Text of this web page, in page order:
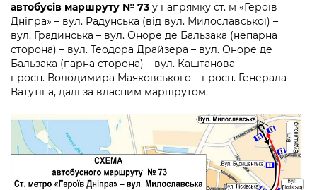
автобусів маршруту № 73 у напрямку ст. м «Героїв
Дніпра» – вул. Радунська (від вул. Милославської) –
вул. Градинська – вул. Оноре де Бальзака (непарна
сторона) – вул. Теодора Драйзера – вул. Оноре де
Бальзака (парна сторона) – вул. Каштанова –
просп. Володимира Маяковського – просп. Генерала
Ватутіна, далі за власним маршрутом.